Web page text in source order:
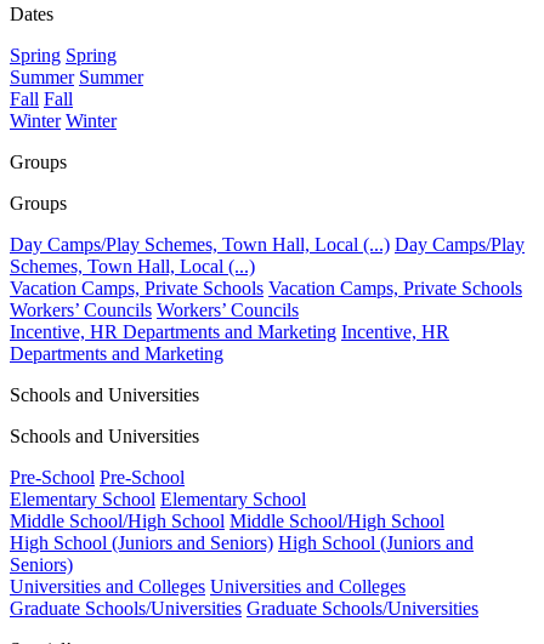
Dates
Spring Spring
Summer Summer
Fall Fall
Winter Winter
Groups
Groups
Day Camps/Play Schemes, Town Hall, Local (...) Day Camps/Play
Schemes, Town Hall, Local (...)
Vacation Camps, Private Schools Vacation Camps, Private Schools
Workers’ Councils Workers’ Councils
Incentive, HR Departments and Marketing Incentive, HR
Departments and Marketing
Schools and Universities
Schools and Universities
Pre-School Pre-School
Elementary School Elementary School
Middle School/High School Middle School/High School
High School (Juniors and Seniors) High School (Juniors and
Seniors)
Universities and Colleges Universities and Colleges
Graduate Schools/Universities Graduate Schools/Universities